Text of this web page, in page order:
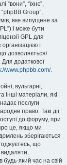
“їхнє”,
Group”,
яке випущене за
і може бути
GPL для
і
дозволяється/
Для додаткової
www.phpbb.com/.
вульгарні,
інші матеріали, які
послуги
право. Такі дії
до форуму, при
це, якщо ми
зберігаються
що
видаляти,
який час на свій